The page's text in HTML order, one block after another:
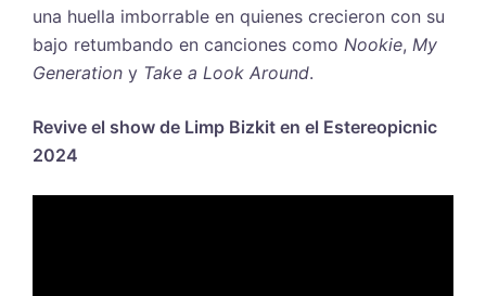
una huella imborrable en quienes crecieron con su
bajo retumbando en canciones como Nookie, My
Generation y Take a Look Around.
Revive el show de Limp Bizkit en el Estereopicnic
2024